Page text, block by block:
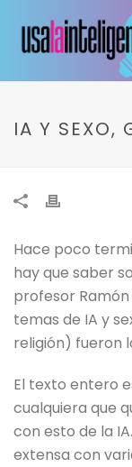
IA Y SEXO,
Hace poco
hay que saber
profesor
temas de IA y
religión) fueron
El texto entero
cualquiera que
con esto de la
extensa con